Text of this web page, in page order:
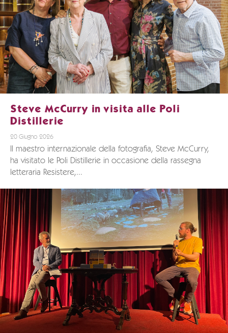
Steve McCurry in visita alle Poli
Distillerie
20 Giugno 2026
Il maestro internazionale della fotografia, Steve McCurry,
ha visitato le Poli Distillerie in occasione della rassegna
letteraria Resistere,...